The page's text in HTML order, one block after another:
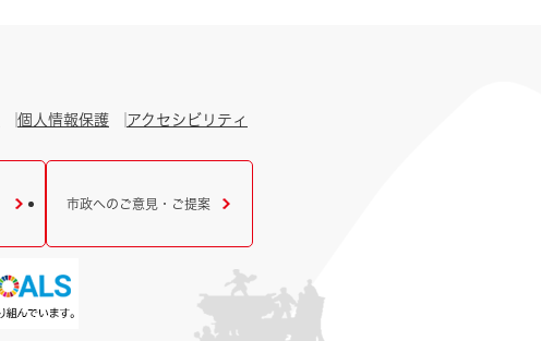
個人情報保護 アクセシビリティ
市政へのご意見・ご提案